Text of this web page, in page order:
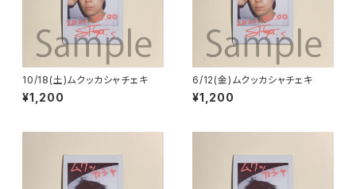
10/18(土)ムクッカシャチェキ
¥1,200
6/12(金)ムクッカシャチェキ
¥1,200